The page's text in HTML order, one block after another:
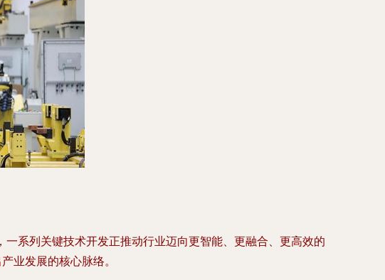
系列关键技术开发正推动行业迈向更智能、更融合、更高效的
业发展的核心脉络。